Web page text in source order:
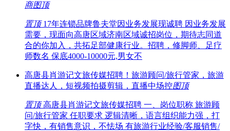
商图顶
置顶17年连锁品牌鲁夫堂因业务发展现诚聘 因业务发展
需要，现面向高唐区域济南区域诚招岗位，期待志同道
合的你加入，共拓足部健康行业。招聘，修脚师、足疗
师数名 保底4000-10000元,男女不
高唐县肖游记文旅传媒招聘！旅游顾问/旅行管家，旅游
直播达人，短视频拍摄剪辑，直播中场控图顶
置顶高唐县肖游记文旅传媒招聘 一、岗位职称 旅游顾
问/旅行管家 任职要求 逻辑清晰，语言组织能力强，打
字快，有销售意识，不怯场 有旅游行业经验/客服销售/